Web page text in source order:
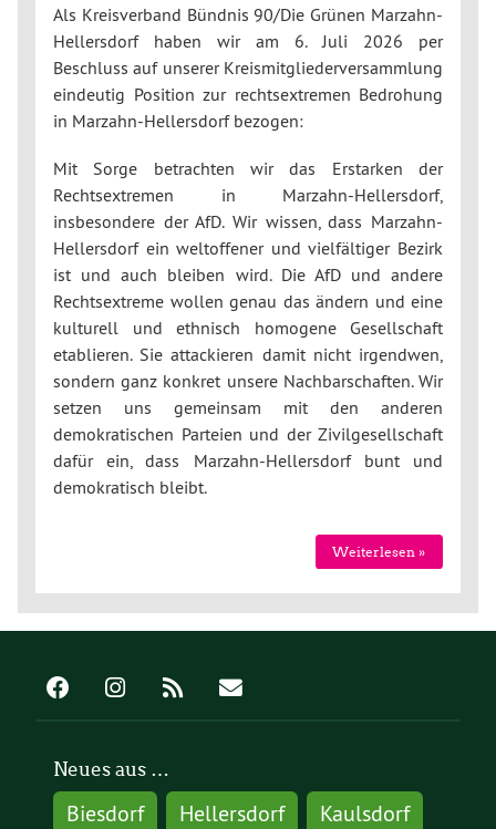
Als Kreisverband Bündnis 90/Die Grünen Marzahn-
Hellersdorf haben wir am 6. Juli 2026 per
Beschluss auf unserer Kreismitgliederversammlung
eindeutig Position zur rechtsextremen Bedrohung
in Marzahn-Hellersdorf bezogen:
Mit Sorge betrachten wir das Erstarken der
Rechtsextremen in Marzahn-Hellersdorf,
insbesondere der AfD. Wir wissen, dass Marzahn-
Hellersdorf ein weltoffener und vielfältiger Bezirk
ist und auch bleiben wird. Die AfD und andere
Rechtsextreme wollen genau das ändern und eine
kulturell und ethnisch homogene Gesellschaft
etablieren. Sie attackieren damit nicht irgendwen,
sondern ganz konkret unsere Nachbarschaften. Wir
setzen uns gemeinsam mit den anderen
demokratischen Parteien und der Zivilgesellschaft
dafür ein, dass Marzahn-Hellersdorf bunt und
demokratisch bleibt.
Weiterlesen »
Neues aus …
Biesdorf Hellersdorf
Kaulsdorf